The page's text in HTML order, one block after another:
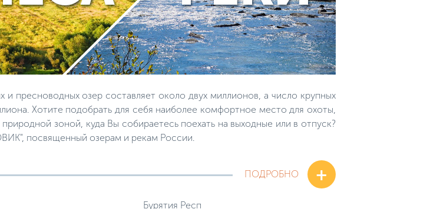
пресноводных озер составляет около двух миллионов, а число крупных
Хотите подобрать для себя наиболее комфортное место для охоты,
зоной, куда Вы собираетесь поехать на выходные или в отпуск?
посвященный озерам и рекам России.
ПОДРОБНО +
Бурятия Респ